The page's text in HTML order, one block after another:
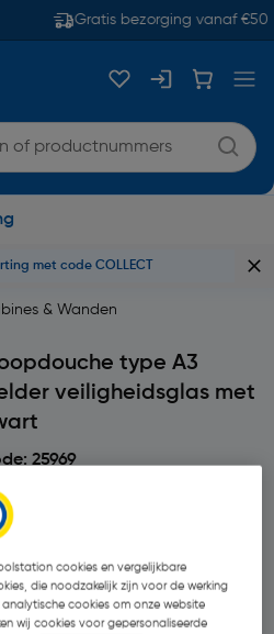
Gratis bezorging vanaf €50
met code COLLECT
& Wanden
type A3
veiligheidsglas met
25969
cookies en vergelijkbare
die noodzakelijk zijn voor de werking
cookies om onze website
wij cookies voor gepersonaliseerde